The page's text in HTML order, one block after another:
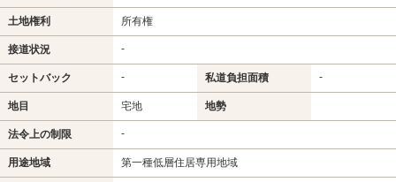
土地権利 所有権
接道状況 -
セットバック - 私道負担面積 -
地目 宅地 地勢
法令上の制限 -
用途地域 第一種低層住居専用地域